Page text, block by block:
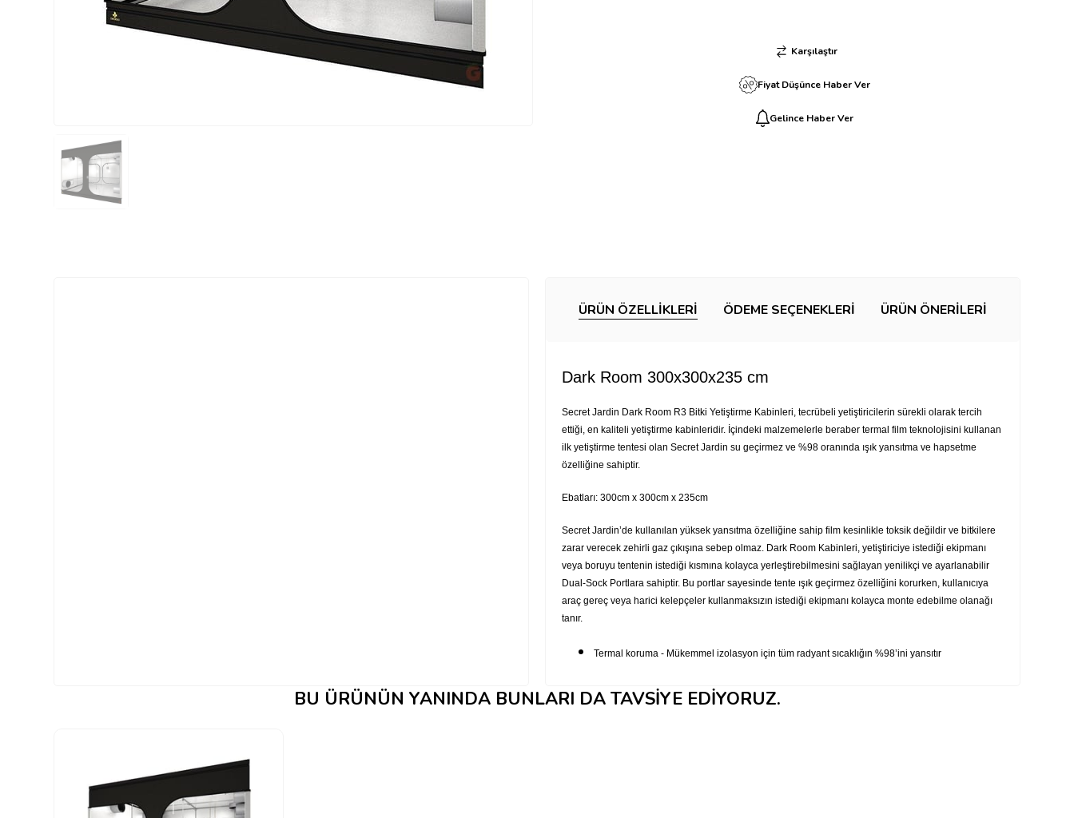
Karşılaştır
Fiyat Düşünce Haber Ver
Gelince Haber Ver
ÜRÜN ÖZELLIKLERI ÖDEME SEÇENEKLERI ÜRÜN ÖNERILERI
Dark Room 300x300x235 cm
Secret Jardin Dark Room R3 Bitki Yetiştirme Kabinleri, tecrübeli yetiştiricilerin sürekli olarak tercih
ettiği, en kaliteli yetiştirme kabinleridir. İçindeki malzemelerle beraber termal film teknolojisini kullanan
ilk yetiştirme tentesi olan Secret Jardin su geçirmez ve %98 oranında ışık yansıtma ve hapsetme
özelliğine sahiptir.
Ebatları: 300cm x 300cm x 235cm
Secret Jardin’de kullanılan yüksek yansıtma özelliğine sahip film kesinlikle toksik değildir ve bitkilere
zarar verecek zehirli gaz çıkışına sebep olmaz. Dark Room Kabinleri, yetiştiriciye istediği ekipmanı
veya boruyu tentenin istediği kısmına kolayca yerleştirebilmesini sağlayan yenilikçi ve ayarlanabilir
Dual-Sock Portlara sahiptir. Bu portlar sayesinde tente ışık geçirmez özelliğini korurken, kullanıcıya
araç gereç veya harici kelepçeler kullanmaksızın istediği ekipmanı kolayca monte edebilme olanağı
tanır.
Termal koruma - Mükemmel izolasyon için tüm radyant sıcaklığın %98’ini yansıtır
Toksik madde içermez
BU ÜRÜNÜN YANINDA BUNLARI DA TAVSIYE EDIYORUZ.